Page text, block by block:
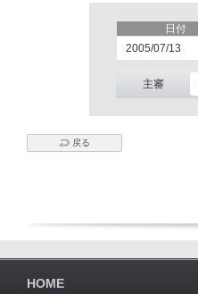
日付
2005/07/13
主審
戻る
HOME